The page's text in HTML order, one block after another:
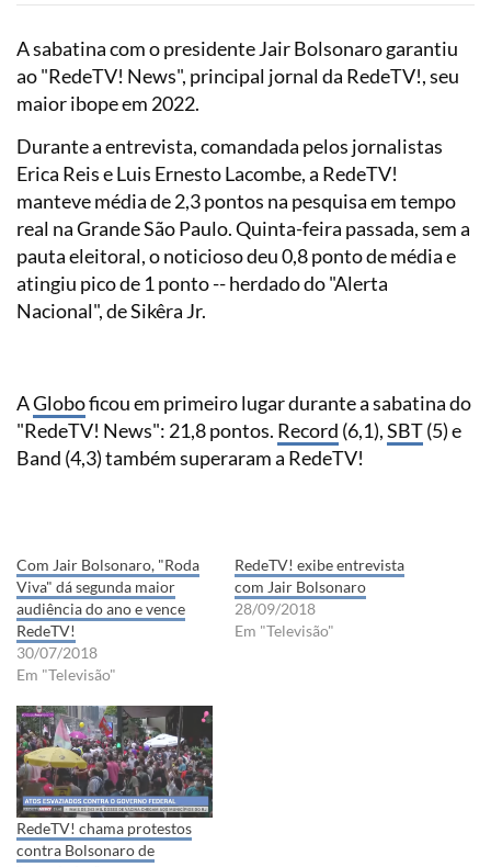
A sabatina com o presidente Jair Bolsonaro garantiu
ao "RedeTV! News", principal jornal da RedeTV!, seu
maior ibope em 2022.
Durante a entrevista, comandada pelos jornalistas
Erica Reis e Luis Ernesto Lacombe, a RedeTV!
manteve média de 2,3 pontos na pesquisa em tempo
real na Grande São Paulo. Quinta-feira passada, sem a
pauta eleitoral, o noticioso deu 0,8 ponto de média e
atingiu pico de 1 ponto -- herdado do "Alerta
Nacional", de Sikêra Jr.
AGloboficou em primeiro lugar durante a sabatina do
"RedeTV! News": 21,8 pontos. Record (6,1),SBT(5) e
Band (4,3) também superaram a RedeTV!
Com Jair Bolsonaro, "Roda
Viva" dá segunda maior
audiência do ano e vence
RedeTV!
30/07/2018
Em "Televisão"
RedeTV! exibe entrevista
com Jair Bolsonaro
28/09/2018
Em "Televisão"
RedeTV! chama protestos
contra Bolsonaro de